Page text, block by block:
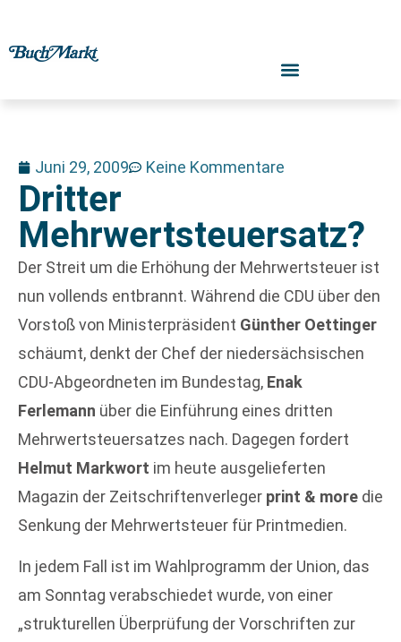
Juni 29, 2009 Keine Kommentare
Dritter
Mehrwertsteuersatz?
Der Streit um die Erhöhung der Mehrwertsteuer ist
nun vollends entbrannt. Während die CDU über den
Vorstoß von Ministerpräsident Günther Oettinger
schäumt, denkt der Chef der niedersächsischen
CDU-Abgeordneten im Bundestag, Enak
Ferlemann über die Einführung eines dritten
Mehrwertsteuersatzes nach. Dagegen fordert
Helmut Markwort im heute ausgelieferten
Magazin der Zeitschriftenverleger print & more die
Senkung der Mehrwertsteuer für Printmedien.
In jedem Fall ist im Wahlprogramm der Union, das
am Sonntag verabschiedet wurde, von einer
„strukturellen Überprüfung der Vorschriften zur